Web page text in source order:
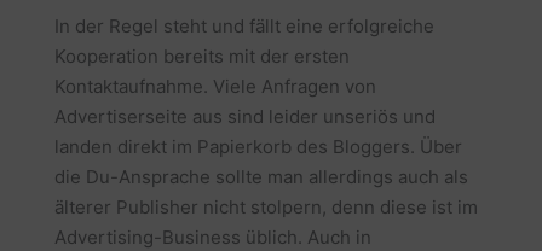
In der Regel steht und fällt eine erfolgreiche
Kooperation bereits mit der ersten
Kontaktaufnahme. Viele Anfragen von
Advertiserseite aus sind leider unseriös und
landen direkt im Papierkorb des Bloggers. Über
die Du-Ansprache sollte man allerdings auch als
älterer Publisher nicht stolpern, denn diese ist im
Advertising-Business üblich. Auch in